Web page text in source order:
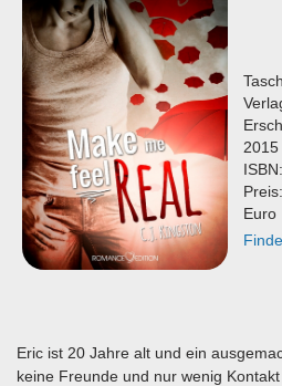
2015
Euro
Eric ist 20 Jahre alt und ein
keine Freunde und nur wenig